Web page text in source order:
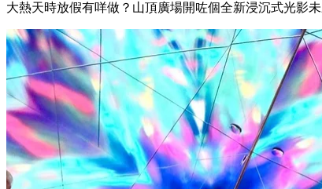
大熱天時放假有咩做？山頂廣場開咗個全新浸沉式光影